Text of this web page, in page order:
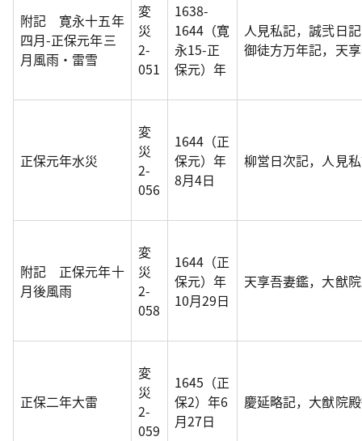
附記 寛永十五年
四月-正保元年三
月風雨・雷雪
変
災
2-
051
1638-
1644（寛
永15-正
保元）年
人見私記，誠弐日
御徒方万年記，天
正保元年水災
変
災
2-
056
1644（正
保元）年
8月4日
柳営日次記，人見
附記 正保元年十
月後風雨
変
災
2-
058
1644（正
保元）年
10月29日
天享吾妻鑑，大猷
正保二年大雷
変
災
2-
059
1645（正
保2）年6
月27日
慶延略記，大猷院